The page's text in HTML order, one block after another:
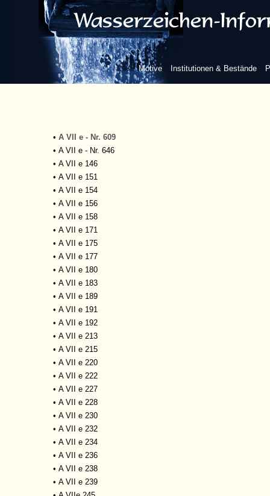
Motive Institutionen & Bestände
München, Staatliche Graphische Sammlung
München, Stadtarchiv
•A VIIa 343
•A VIIe, 160
•A VII e, 603
•A VII e - Nr. 140
•A VII e - Nr. 185
• A VII e - Nr. 609
• A VII e - Nr. 646
• A VII e 146
• A VII e 151
• A VII e 154
• A VII e 156
• A VII e 158
• A VII e 171
• A VII e 175
• A VII e 177
• A VII e 180
• A VII e 183
• A VII e 189
• A VII e 191
• A VII e 192
• A VII e 213
• A VII e 215
• A VII e 220
• A VII e 222
• A VII e 227
• A VII e 228
• A VII e 230
• A VII e 232
• A VII e 234
• A VII e 236
• A VII e 238
• A VII e 239